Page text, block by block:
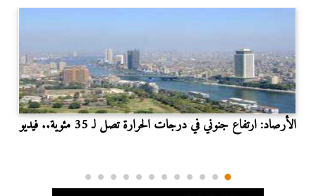
الأرصاد: ارتفاع جنوني في درجات الحرارة تصل لـ 35 مئوية.. فيديو